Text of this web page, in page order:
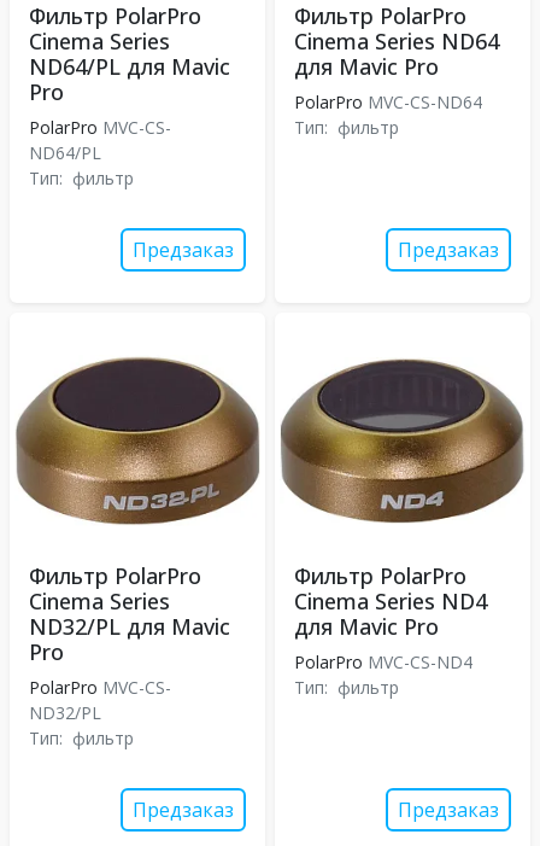
Фильтр PolarPro
Cinema Series
ND64/PL для Mavic
Pro
PolarPro MVC-CS-
ND64/PL
Тип: фильтр
Предзаказ
Фильтр PolarPro
Cinema Series ND64
для Mavic Pro
PolarPro MVC-CS-ND64
Тип: фильтр
Предзаказ
Фильтр PolarPro
Cinema Series
ND32/PL для Mavic
Pro
PolarPro MVC-CS-
ND32/PL
Тип: фильтр
Предзаказ
Фильтр PolarPro
Cinema Series ND4
для Mavic Pro
PolarPro MVC-CS-ND4
Тип: фильтр
Предзаказ